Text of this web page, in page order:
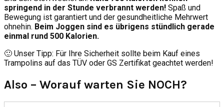
springend in der Stunde verbrannt werden! Spaß und
Bewegung ist garantiert und der gesundheitliche Mehrwert
ohnehin. Beim Joggen sind es übrigens stündlich gerade
einmal rund 500 Kalorien.
🙂 Unser Tipp: Für Ihre Sicherheit sollte beim Kauf eines
Trampolins auf das TÜV oder GS Zertifikat geachtet werden!
Also – Worauf warten Sie NOCH?